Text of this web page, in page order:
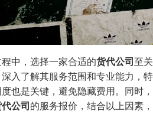
中，选择一家合适的货代公司至
入了解其服务范围和专业能力，
也是关键，避免隐藏费用。同时
公司的服务报价，结合以上因素